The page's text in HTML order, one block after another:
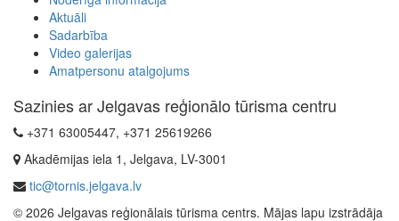
Aktuāli
Sadarbība
Video galerijas
Amatpersonu atalgojums
Sazinies ar Jelgavas reģionālo tūrisma centru
+371 63005447, +371 25619266
Akadēmijas iela 1, Jelgava, LV-3001
tic@tornis.jelgava.lv
© 2026 Jelgavas reģionālais tūrisma centrs. Mājas lapu izstrādāja